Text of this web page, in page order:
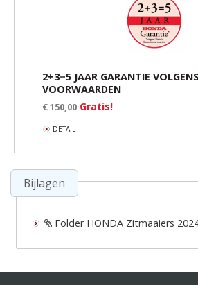
2+3=5 JAAR GARANTIE
VOORWAARDEN
€ 150,00 Gratis!
DETAIL
Bijlagen
Folder HONDA Zitmaaiers